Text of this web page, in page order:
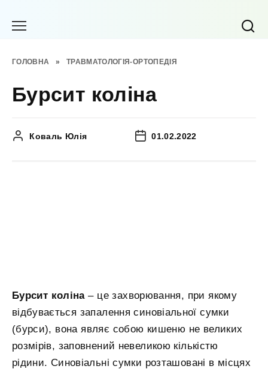
ГОЛОВНА » ТРАВМАТОЛОГІЯ-ОРТОПЕДІЯ
Бурсит коліна
Коваль Юлія 01.02.2022
Бурсит коліна– це захворювання, при якому
відбувається запалення синовіальної сумки
(бурси), вона являє собою кишеню не великих
розмірів, заповнений невеликою кількістю
рідини. Синовіальні сумки розташовані в місцях